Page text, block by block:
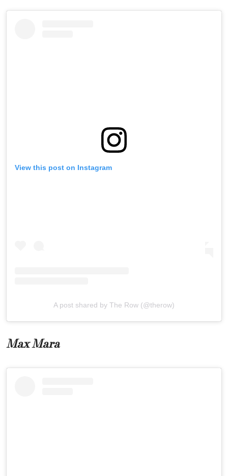
View this post on Instagram
A post shared by The Row (@therow)
Max Mara